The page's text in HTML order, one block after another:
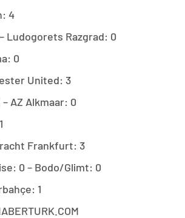
4
Ludogorets Razgrad: 0
0
United: 3
AZ Alkmaar: 0
Frankfurt: 3
0 – Bodo/Glimt: 0
1